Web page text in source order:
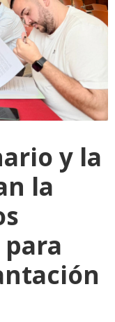
y la
la